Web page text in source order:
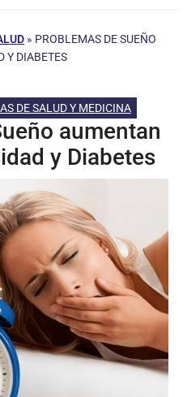
» PROBLEMAS DE SUEÑO
Y DIABETES
DE SALUD Y MEDICINA
aumentan
y Diabetes